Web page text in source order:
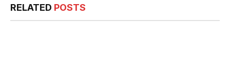
RELATED POSTS